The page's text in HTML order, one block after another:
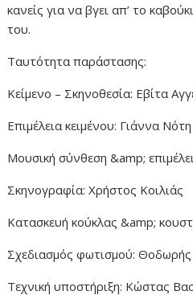
κανείς για να βγει απ’ το
του.
Ταυτότητα παράστασης:
Κείμενο – Σκηνοθεσία: Εβίτα
Επιμέλεια κειμένου: Γιάννα Νότη
Μουσική σύνθεση &amp;
Σκηνογραφία: Χρήστος Κοιλιάς
Κατασκευή κούκλας &amp;
Σχεδιασμός φωτισμού:
Τεχνική υποστήριξη: Κώστας